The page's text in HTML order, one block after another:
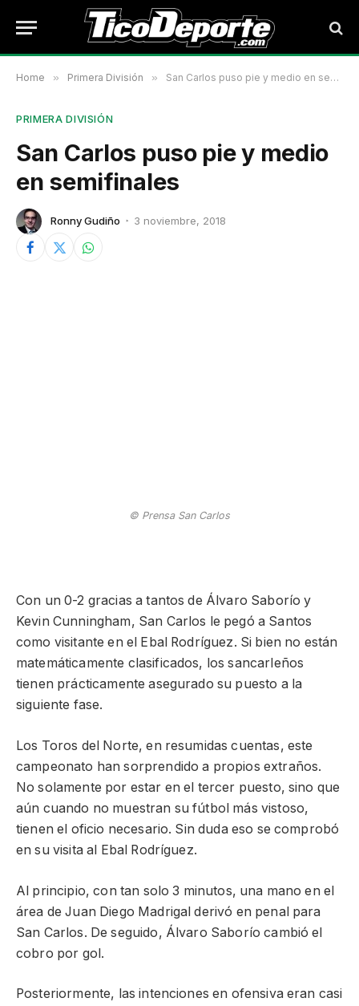
Home » Primera División » San Carlos puso pie y medio en semifinales
PRIMERA DIVISIÓN
San Carlos puso pie y medio
en semifinales
Ronny Gudiño 3 noviembre, 2018
© Prensa San Carlos
Con un 0-2 gracias a tantos de Álvaro Saborío y
Kevin Cunningham, San Carlos le pegó a Santos
como visitante en el Ebal Rodríguez. Si bien no están
matemáticamente clasificados, los sancarleños
tienen prácticamente asegurado su puesto a la
siguiente fase.
Los Toros del Norte, en resumidas cuentas, este
campeonato han sorprendido a propios extraños.
No solamente por estar en el tercer puesto, sino que
aún cuando no muestran su fútbol más vistoso,
tienen el oficio necesario. Sin duda eso se comprobó
en su visita al Ebal Rodríguez.
Al principio, con tan solo 3 minutos, una mano en el
área de Juan Diego Madrigal derivó en penal para
San Carlos. De seguido, Álvaro Saborío cambió el
cobro por gol.
Posteriormente, las intenciones en ofensiva eran casi